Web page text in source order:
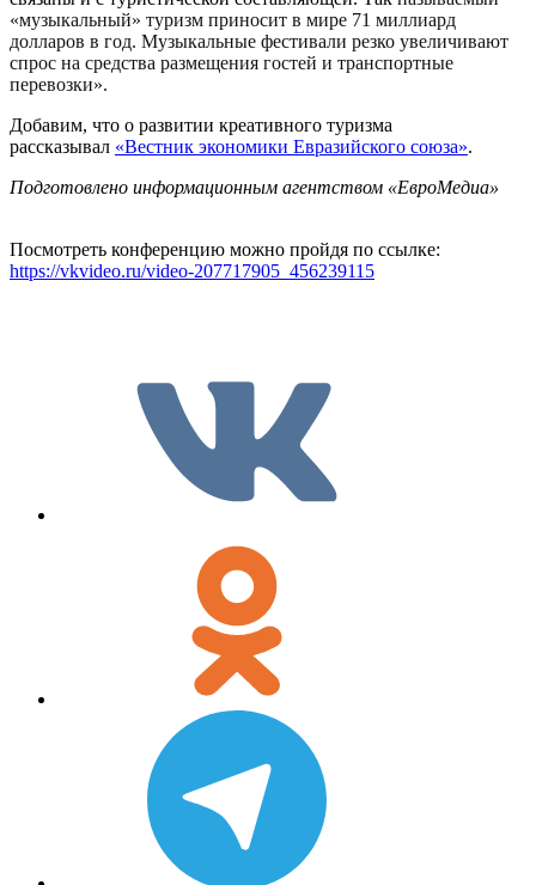
«музыкальный» туризм приносит в мире 71 миллиард
долларов в год. Музыкальные фестивали резко увеличивают
спрос на средства размещения гостей и транспортные
перевозки».
Добавим, что о развитии креативного туризма
рассказывал «Вестник экономики Евразийского союза».
Подготовлено информационным агентством «ЕвроМедиа»
Посмотреть конференцию можно пройдя по ссылке:
https://vkvideo.ru/video-207717905_456239115